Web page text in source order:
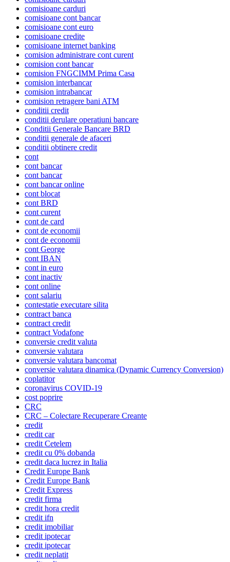
comisioane carduri
comisioane cont bancar
comisioane cont euro
comisioane credite
comisioane internet banking
comision administrare cont curent
comision cont bancar
comision FNGCIMM Prima Casa
comision interbancar
comision intrabancar
comision retragere bani ATM
conditii credit
conditii derulare operatiuni bancare
Conditii Generale Bancare BRD
conditii generale de afaceri
conditii obtinere credit
cont
cont bancar
cont bancar
cont bancar online
cont blocat
cont BRD
cont curent
cont de card
cont de economii
cont de economii
cont George
cont IBAN
cont in euro
cont inactiv
cont online
cont salariu
contestatie executare silita
contract banca
contract credit
contract Vodafone
conversie credit valuta
conversie valutara
conversie valutara bancomat
conversie valutara dinamica (Dynamic Currency Conversion)
coplatitor
coronavirus COVID-19
cost poprire
CRC
CRC – Colectare Recuperare Creante
credit
credit car
credit Cetelem
credit cu 0% dobanda
credit daca lucrez in Italia
Credit Europe Bank
Credit Europe Bank
Credit Express
credit firma
credit hora credit
credit ifn
credit imobiliar
credit ipotecar
credit ipotecar
credit neplatit